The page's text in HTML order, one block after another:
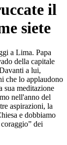
il
siete
a Lima. Papa
della capitale
a lui,
che lo applaudono
sua meditazione
nell'anno del
aspirazioni, la
e dobbiamo
dei